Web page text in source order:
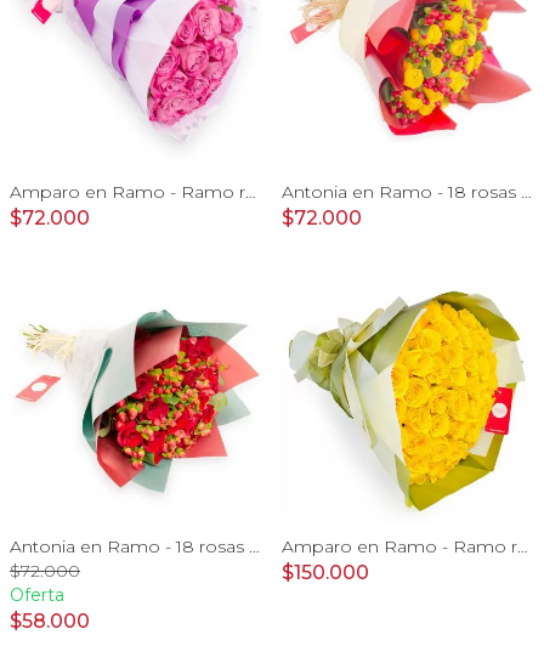
Amparo en Ramo - Ramo redondo con 24 rosas ecuatorianas lila
$72.000
Antonia en Ramo - 18 rosas ecuatorianas amarillo e hypericum
$72.000
Antonia en Ramo - 18 rosas ecuatorianas rojo e hypericum
$72.000
Oferta
$58.000
Amparo en Ramo - Ramo redondo 50 rosas ecuatorianas amarillo
$150.000